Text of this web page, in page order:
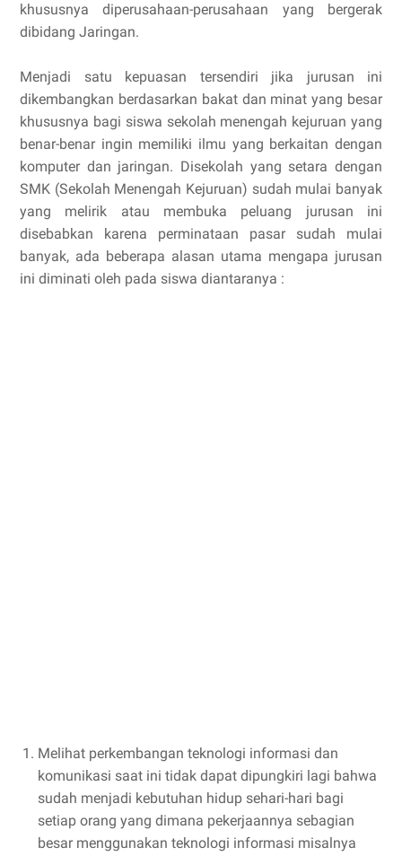
khususnya diperusahaan-perusahaan yang bergerak
dibidang Jaringan.
Menjadi satu kepuasan tersendiri jika jurusan ini
dikembangkan berdasarkan bakat dan minat yang besar
khususnya bagi siswa sekolah menengah kejuruan yang
benar-benar ingin memiliki ilmu yang berkaitan dengan
komputer dan jaringan. Disekolah yang setara dengan
SMK (Sekolah Menengah Kejuruan) sudah mulai banyak
yang melirik atau membuka peluang jurusan ini
disebabkan karena perminataan pasar sudah mulai
banyak, ada beberapa alasan utama mengapa jurusan
ini diminati oleh pada siswa diantaranya :
Melihat perkembangan teknologi informasi dan
komunikasi saat ini tidak dapat dipungkiri lagi bahwa
sudah menjadi kebutuhan hidup sehari-hari bagi
setiap orang yang dimana pekerjaannya sebagian
besar menggunakan teknologi informasi misalnya